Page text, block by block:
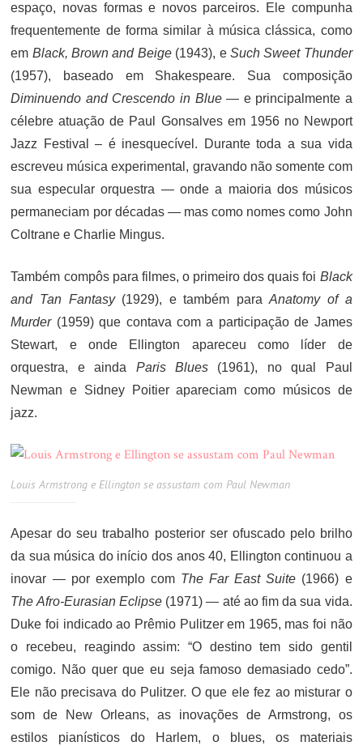
espaço, novas formas e novos parceiros. Ele compunha
frequentemente de forma similar à música clássica, como
em Black, Brown and Beige(1943), e Such Sweet Thunder
(1957), baseado em Shakespeare. Sua composição
Diminuendo and Crescendo in Blue— e principalmente a
célebre atuação de Paul Gonsalves em 1956 no Newport
Jazz Festival – é inesquecível. Durante toda a sua vida
escreveu música experimental, gravando não somente com
sua especular orquestra — onde a maioria dos músicos
permaneciam por décadas — mas como nomes como John
Coltrane e Charlie Mingus.
Também compôs para filmes, o primeiro dos quais foi Black
and Tan Fantasy(1929), e também paraAnatomy of a
Murder(1959) que contava com a participação de James
Stewart, e onde Ellington apareceu como líder de
orquestra, e ainda Paris Blues (1961), no qual Paul
Newman e Sidney Poitier apareciam como músicos de
jazz.
Louis Armstrong e Ellington se assustam com Paul Newman
Apesar do seu trabalho posterior ser ofuscado pelo brilho
da sua música do início dos anos 40, Ellington continuou a
inovar — por exemplo com The Far East Suite (1966) e
The Afro-Eurasian Eclipse(1971) — até ao fim da sua vida.
Duke foi indicado ao Prêmio Pulitzer em 1965, mas foi não
o recebeu, reagindo assim: “O destino tem sido gentil
comigo. Não quer que eu seja famoso demasiado cedo”.
Ele não precisava do Pulitzer. O que ele fez ao misturar o
som de New Orleans, as inovações de Armstrong, os
estilos pianísticos do Harlem, o blues, os materiais